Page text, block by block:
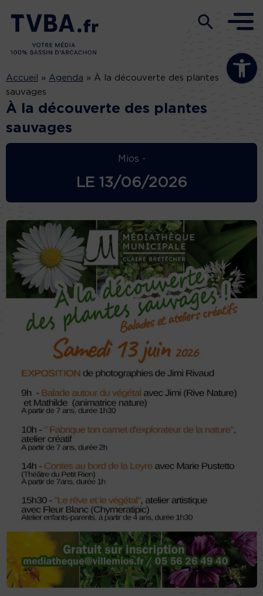
Ouvrir la
Accueil » Agenda » À la découverte des plantes
sauvages
À la découverte des plantes
sauvages
Mios -
LE 13/06/2026